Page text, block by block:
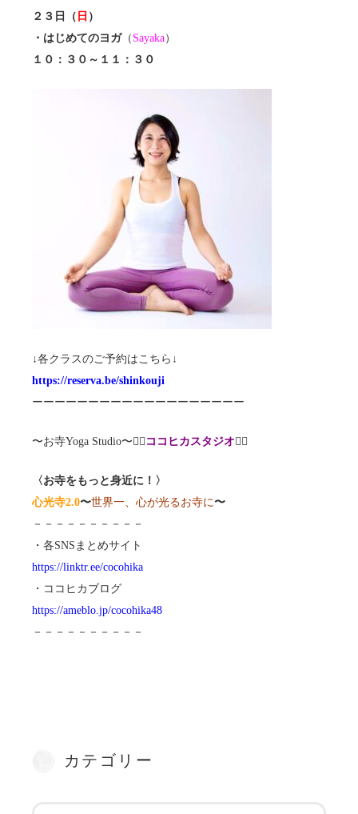
２３日（ 日 ）
・はじめてのヨガ（ Sayaka）
１０：３０～１１：３０
↓各クラスのご予約はこちら↓
https://reserva.be/shinkouji
ーーーーーーーーーーーーーーーーーーー
〜お寺Yoga Studio〜🧘‍♀️ ココヒカスタジオ 🧘‍♂️
〈お寺をもっと身近に！〉
心光寺2.0〜世界一、心が光るお寺に〜
－－－－－－－－－－
・各SNSまとめサイト
https://linktr.ee/cocohika
・ココヒカブログ
https://ameblo.jp/cocohika48
－－－－－－－－－－
カテゴリー